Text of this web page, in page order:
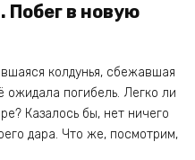
Побег в новую
колдунья, сбежавшая
ожидала погибель. Легко ли
Казалось бы, нет ничего
дара. Что же, посмотрим,